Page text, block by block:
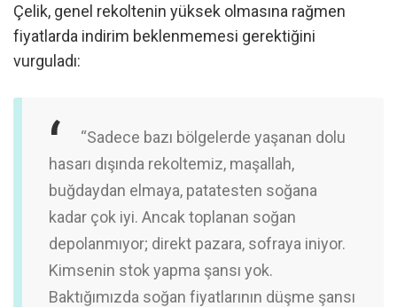
Çelik, genel rekoltenin yüksek olmasına rağmen
fiyatlarda indirim beklenmemesi gerektiğini
vurguladı:
“Sadece bazı bölgelerde yaşanan dolu
hasarı dışında rekoltemiz, maşallah,
buğdaydan elmaya, patatesten soğana
kadar çok iyi. Ancak toplanan soğan
depolanmıyor; direkt pazara, sofraya iniyor.
Kimsenin stok yapma şansı yok.
Baktığımızda soğan fiyatlarının düşme şansı